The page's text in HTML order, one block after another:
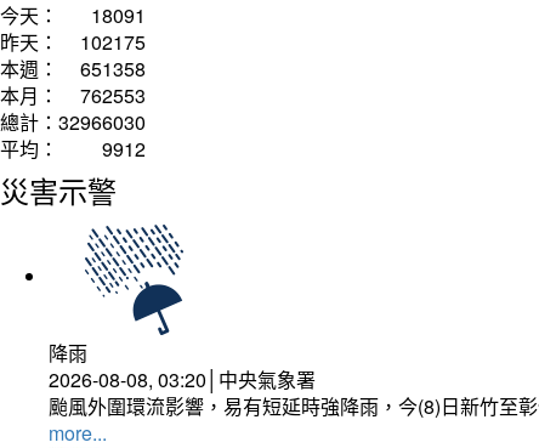
今天：
18091
昨天：
102175
本週：
651358
本月：
762553
總計： 32966030
平均：
9912
災害示警
降雨
2026-08-08, 03:20│中央氣象署
颱風外圍環流影響，易有短延時強降雨，今(8)日新竹至
more...